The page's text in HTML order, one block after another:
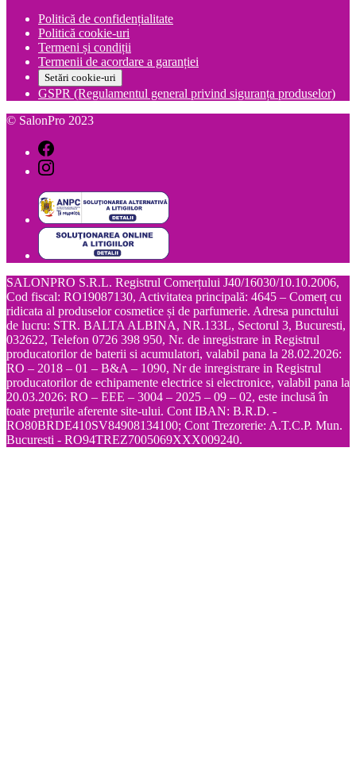
Politică de confidențialitate
Politică cookie-uri
Termeni și condiții
Termenii de acordare a garanției
Setări cookie-uri
GSPR (Regulamentul general privind siguranța produselor)
© SalonPro 2023
SALONPRO S.R.L. Registrul Comerțului J40/16030/10.10.2006,
Cod fiscal: RO19087130, Activitatea principală: 4645 – Comerț cu
ridicata al produselor cosmetice și de parfumerie. Adresa punctului
de lucru: STR. BALTA ALBINA, NR.133L, Sectorul 3, Bucuresti,
032622, Telefon 0726 398 950, Nr. de inregistrare in Registrul
producatorilor de baterii si acumulatori, valabil pana la 28.02.2026:
RO – 2018 – 01 – B&A – 1090, Nr de inregistrare in Registrul
producatorilor de echipamente electrice si electronice, valabil pana la
20.03.2026: RO – EEE – 3004 – 2025 – 09 – 02, este inclusă în
toate prețurile aferente site-ului. Cont IBAN: B.R.D. -
RO80BRDE410SV84908134100; Cont Trezorerie: A.T.C.P. Mun.
Bucuresti - RO94TREZ7005069XXX009240.